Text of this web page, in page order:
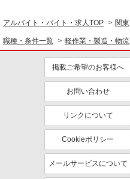
アルバイト・バイト・求人TOP 関東
職種・条件一覧 軽作業・製造・物流
掲載ご希望のお客様へ
お問い合わせ
リンクについて
Cookieポリシー
メールサービスについて